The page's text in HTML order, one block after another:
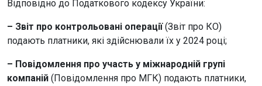
Відповідно до Податкового кодексу України:
– Звіт про контрольовані операції(Звіт про КО)
подають платники, які здійснювали їх у 2024 році;
– Повідомлення про участь у міжнародній групі
компаній (Повідомлення про МГК) подають платники,